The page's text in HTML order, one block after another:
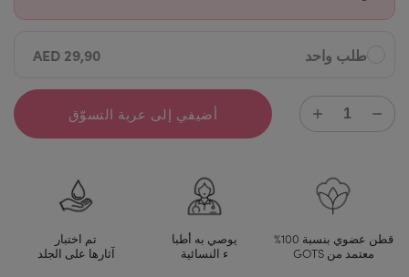
طلب واحد 29,90 AED
أضيفي إلى عربة التسوّق
قطن عضوي بنسبة 100%
معتمد من GOTS
يوصي به أطبا
ء النسائية
تم اختبار
آثارها على الجلد